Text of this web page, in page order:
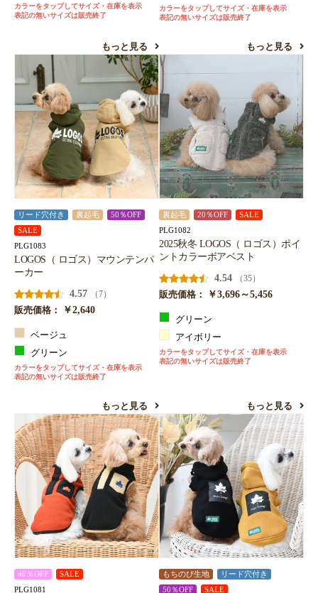
カラーをタップしてサイズ・在庫を表示
表記の無いサイズは販売終了
もっと見る
カラーをタップしてサイズ・在庫を表示
表記の無いサイズは販売終了
もっと見る
リード穴付き 裏起毛
50％OFF
SALE
PLG1083
LOGOS（ ロゴス）マウンテンパ
ーカー
4.57
（7）
販売価格：
￥2,640
ベージュ
グリーン
カラーをタップしてサイズ・在庫を表示
表記の無いサイズは販売終了
もっと見る
裏起毛 20％OFF SALE
PLG1082
2025秋冬 LOGOS（ ロゴス）ポイ
ントカラーボアベスト
4.54
（35）
販売価格：
￥3,696～5,456
グリーン
アイボリー
カラーをタップしてサイズ・在庫を表示
表記の無いサイズは販売終了
もっと見る
40％OFF SALE
PLG1081
もちのび生地
リード穴付き
50％OFF
SALE